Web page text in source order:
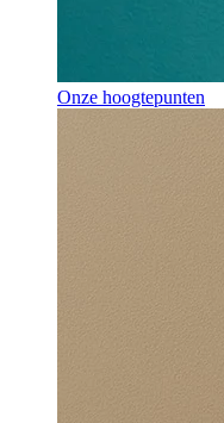
Onze hoogtepunten